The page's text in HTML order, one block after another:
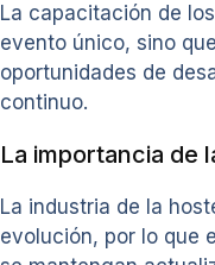
La capacitación de
evento único, sino
oportunidades de
continuo.
La importancia de
La industria de la
evolución, por lo que